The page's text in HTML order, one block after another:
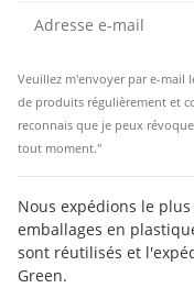
Veuillez m'envoyer par e-mail
de produits régulièrement et
reconnais que je peux
tout moment."
Nous expédions le
emballages en
sont réutilisés et
Green.